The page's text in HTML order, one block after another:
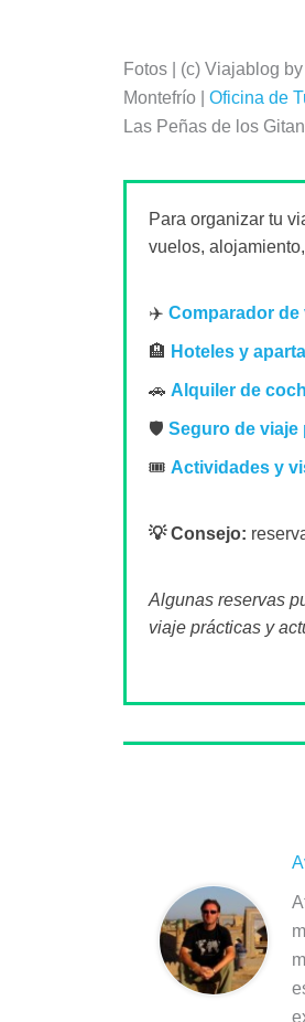
Fotos | (c) Viajablog by
Montefrío | Oficina de
Las Peñas de los
Para organizar tu
vuelos,
✈️ Comparador de
🏨 Hoteles y
🚗 Alquiler de
🛡️ Seguro de viaje
🎟️ Actividades y
💡 Consejo:
Algunas reservas
viaje prácticas y